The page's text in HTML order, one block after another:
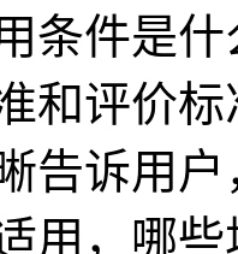
条件是
和评价
告诉用
用，哪些